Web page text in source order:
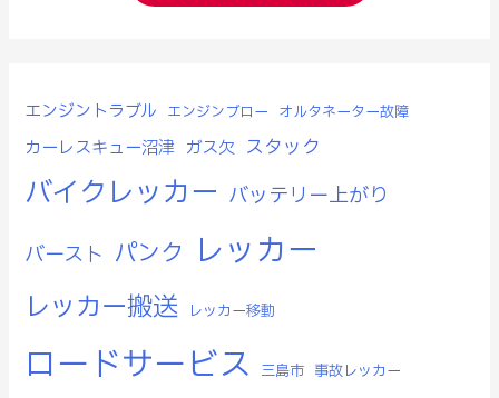
エンジントラブル エンジンブロー オルタネーター故障
カーレスキュー沼津 ガス欠 スタック
バイクレッカー バッテリー上がり
バースト パンク レッカー
レッカー搬送 レッカー移動
ロードサービス 三島市 事故レッカー